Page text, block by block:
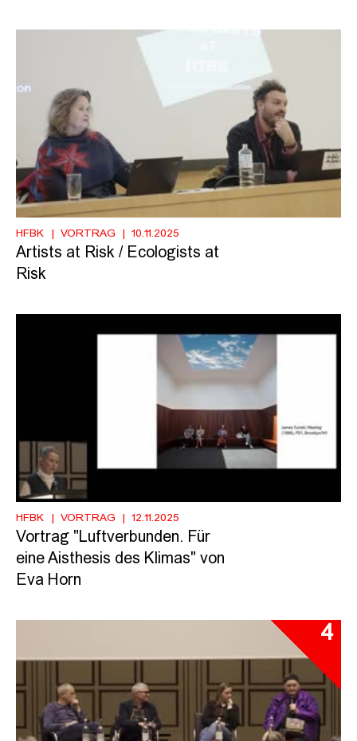
HFBK VORTRAG 10.11.2025
Artists at Risk / Ecologists at
Risk
HFBK VORTRAG 12.11.2025
Vortrag "Luftverbunden. Für
eine Aisthesis des Klimas" von
Eva Horn
4